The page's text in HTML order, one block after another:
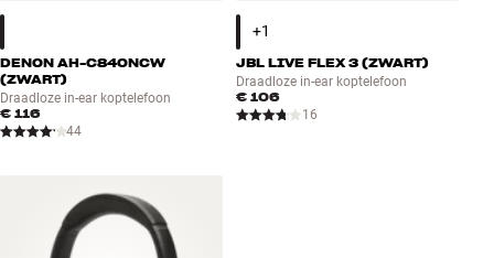
DENON AH-C840NCW
(ZWART)
Draadloze in-ear koptelefoon
€ 116
44
JBL LIVE FLEX 3 (ZWART)
Draadloze in-ear koptelefoon
€ 106
16